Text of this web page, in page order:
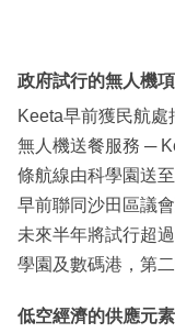
區
政府試行的無人機項
Keeta早前獲民航
無人機送餐服務 ─
條航線由科學園送
早前聯同沙田區議
未來半年將試行超
學園及數碼港，第
低空經濟的供應元素